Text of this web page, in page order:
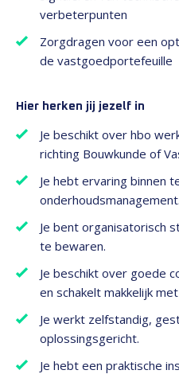
verbeterpunten
Zorgdragen voor een
de vastgoedportefeuille
Hier herken jij jezelf in
Je beschikt over hbo
richting Bouwkunde of
Je hebt ervaring binnen
onderhoudsmanagement.
Je bent organisatorisch
te bewaren.
Je beschikt over goede
en schakelt makkelijk
Je werkt zelfstandig,
oplossingsgericht.
Je hebt een praktische